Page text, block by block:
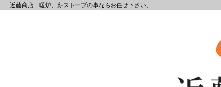
近藤商店 暖炉、薪ストーブの事ならお任せ下さい。